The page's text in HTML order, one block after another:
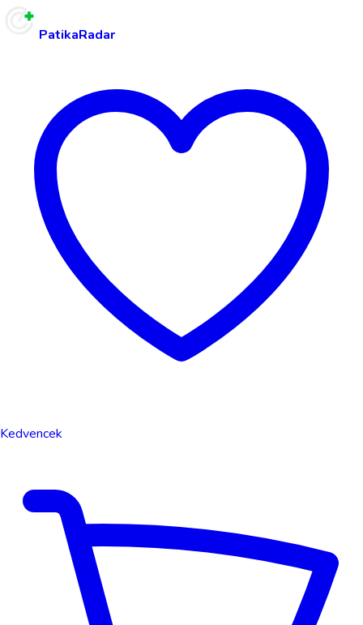
PatikaRadar
Kedvencek